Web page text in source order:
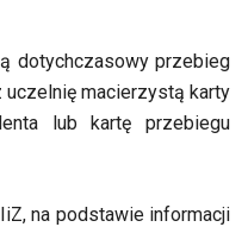
dotychczasowy przebieg
macierzystą karty
lub kartę przebiegu
na podstawie informacji